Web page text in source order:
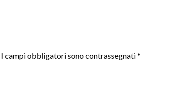
I campi obbligatori sono contrassegnati*